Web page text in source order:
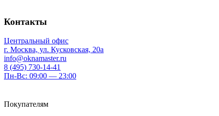
Контакты
Центральный офис
г. Москва, ул. Кусковская, 20а
info@oknamaster.ru
8 (495) 730-14-41
Пн-Вс: 09:00 — 23:00
Покупателям